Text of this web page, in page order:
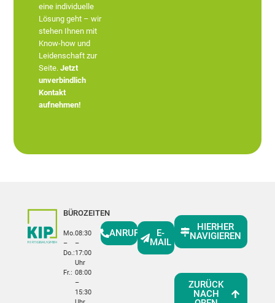
eine individuelle
Lösung geht – wir
stehen Ihnen mit
Know-how und
Leidenschaft zur
Seite. Jetzt
unverbindlich
Kontakt
aufnehmen!
BÜROZEITEN
Mo.
–
Do.:
08:30
–
17:00
Uhr
Fr.: 08:00
–
15:30
ANRUF
E-
MAIL
HIERHER
NAVIGIEREN
ZURÜCK
NACH